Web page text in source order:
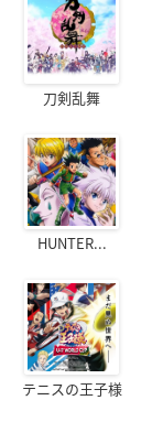
刀剣乱舞
HUNTER...
テニスの王子様